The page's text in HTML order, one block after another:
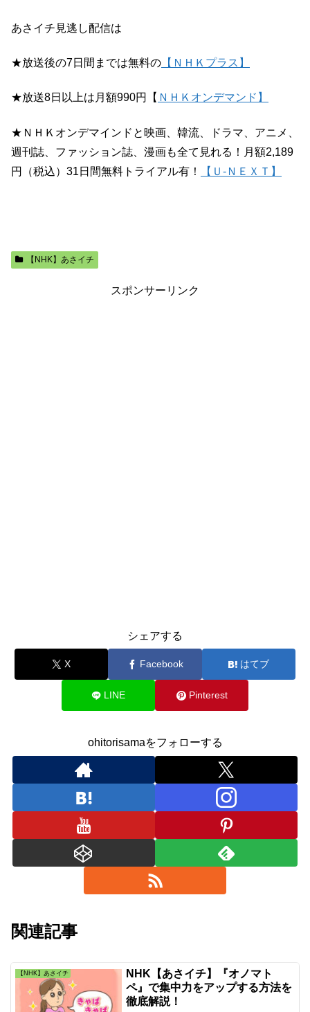
あさイチ見逃し配信は
★放送後の7日間までは無料の 【ＮＨＫプラス】
★放送8日以上は月額990円【 ＮＨＫオンデマンド】
★ＮＨＫオンデマインドと映画、韓流、ドラマ、アニメ、
週刊誌、ファッション誌、漫画も全て見れる！月額2,189
円（税込）31日間無料トライアル有！
【Ｕ-ＮＥＸＴ】
【NHK】あさイチ
スポンサーリンク
シェアする
X Facebook はてブ
LINE Pinterest
ohitorisamaをフォローする
関連記事
【NHK】あさイチ
NHK【あさイチ】『オノマト
ペ』で集中力をアップする方法を
徹底解説！